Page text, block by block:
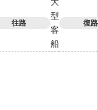
往路
型
客
船
復路